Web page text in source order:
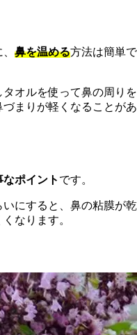
鼻を温める方法は簡単で
オルを使って鼻の周りを
まりが軽くなることがあ
ポイント です。
にすると、鼻の粘膜が乾
なります。